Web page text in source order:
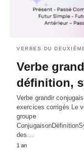
VERBES DU
Verbe
définition,
Verbe grandir
exercices corrigés Le
groupe
des…
1 an